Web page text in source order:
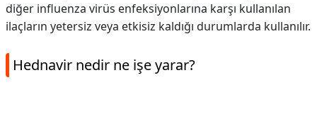
diğer influenza virüs enfeksiyonlarına karşı kullanılan
ilaçların yetersiz veya etkisiz kaldığı durumlarda kullanılır.
Hednavir nedir ne işe yarar?